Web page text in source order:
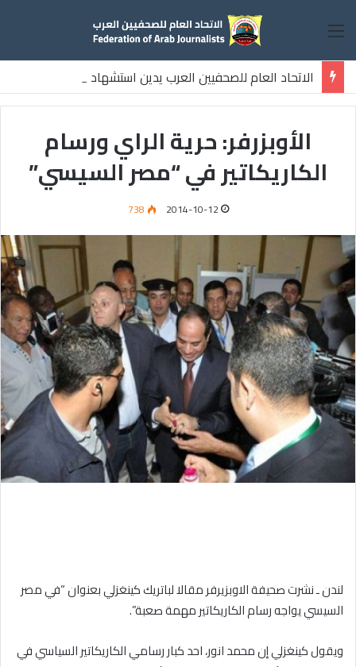
القائمة
الاتحاد العام للصحفيين العرب يدين استشهاد
ثلاثة صحفيين فلسطينيين باستهداف إسرائيلي وسط قطاع غزة
الأوبزرفر: حرية الراي ورسام
الكاريكاتير في “مصر السيسي”
2014-10-12
738
لندن ـ نشرت صحيفة الاوبزيرفر مقالا لباتريك كينغزلي بعنوان “في مصر
السيسي يواجه رسام الكاريكاتير مهمة صعبة”.
ويقول كينغزلي إن محمد انور، احد كبار رسامي الكاريكاتير السياسي في